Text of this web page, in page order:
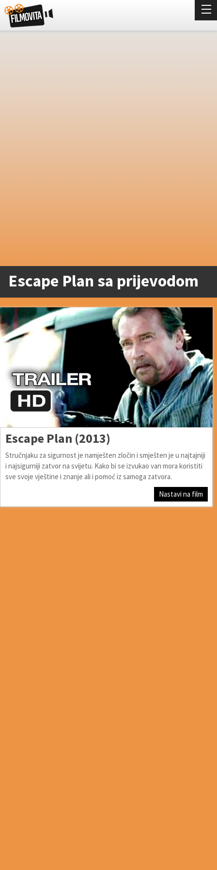
Escape Plan sa prijevodom
Escape Plan (2013)
Stručnjaku za sigurnost je namješten zločin i smješten je u najtajniji
i najsigurniji zatvor na svijetu. Kako bi se izvukao van mora koristiti
sve svoje vještine i znanje ali i pomoć iz samoga zatvora.
Nastavi na film